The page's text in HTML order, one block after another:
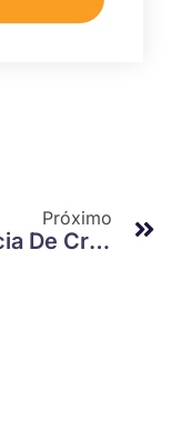
Próximo
Agencia De Criação De Conteúdo: Como Ela Pode Transformar Seu Negócio